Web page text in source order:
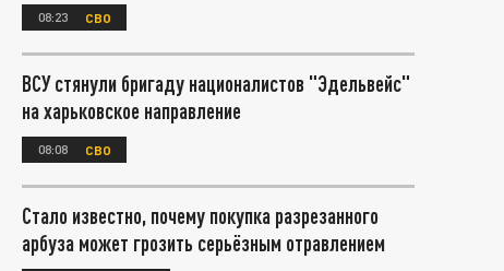
08:23 СВО
ВСУ стянули бригаду националистов "Эдельвейс"
на харьковское направление
08:08 СВО
Стало известно, почему покупка разрезанного
арбуза может грозить серьёзным отравлением